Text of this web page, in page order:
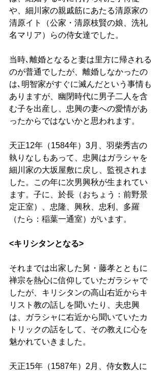
や、細川家の親戚筋にあたる清原家の
清原イト（公家・清原枝賢の娘、洗礼
名マリア）らの侍女達でした。
当時､離婚となると妻は里方に帰される
のが普通でしたが、離婚しなかったの
は､明智家がすぐに滅んだという事情も
ありますが、幽閉時代に男子二人を含
む子を出産し、忠興の妻への愛情があ
ったからではないかと思われます。
天正12年（1584年）3月、羽柴秀吉の
執りなしもあって、忠興はガラシャを
細川家の大坂屋敷に戻し、監視されま
した。この年に次男興秋が生まれてい
ます。子に、於長（おちょう：前野景
定正室）、忠隆、興秋、忠利、多羅
（たら：稲葉一通室）がいます。
<キリシタンとなる>
それまでは出家した舅・藤孝とともに
禅宗を熱心に信仰していたガラシャで
したが、キリシタンの高山右近からキ
リスト教の話しを聞いたり、夫忠興
は、ガラシャに右近から聞いていたカ
トリックの話をして、その教えに心を
魅かれていきました。
天正15年（1587年）2月、侍女数人に